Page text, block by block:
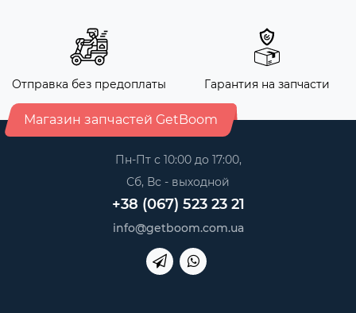
Отправка без предоплаты Гарантия на запчасти
Магазин запчастей GetBoom
Пн-Пт с 10:00 до 17:00,
Сб, Вс - выходной
+38 (067) 523 23 21
info@getboom.com.ua